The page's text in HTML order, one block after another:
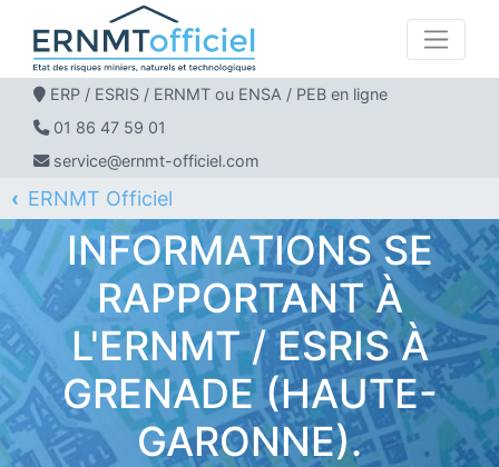
ERP / ESRIS / ERNMT ou ENSA / PEB en ligne
01 86 47 59 01
service@ernmt-officiel.com
ERNMT Officiel
ERP / ESRIS / ERNMT pour GRENADE
INFORMATIONS SE
RAPPORTANT À
L'ERNMT / ESRIS À
GRENADE (HAUTE-
GARONNE).